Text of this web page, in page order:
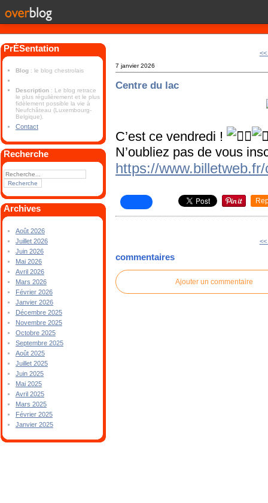
PrÉSentation
Blog : le blog chestrolais
Description : Le blog retrace
le plus régulièrement et le plus
fidèlement possible la vie à
Neufchâteau (Luxembourg-
Belgique).
Contact
Recherche
Archives
Août 2026
Juillet 2026
Juin 2026
Mai 2026
Avril 2026
Mars 2026
Février 2026
Janvier 2026
Décembre 2025
Novembre 2025
Octobre 2025
Septembre 2025
Août 2025
Juillet 2025
Juin 2025
Mai 2025
Avril 2025
Mars 2025
Février 2025
Janvier 2025
7 janvier 2026
Centre du lac
C’est ce vendredi !
N’oubliez pas de vous
https://
commentaires
Ajouter un commentaire